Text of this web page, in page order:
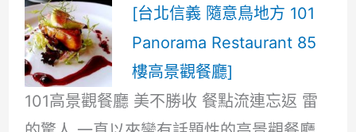
[台北信義 隨意鳥地方 101
Panorama Restaurant 85
樓高景觀餐廳]
101高景觀餐廳 美不勝收 餐點流連忘返 雷